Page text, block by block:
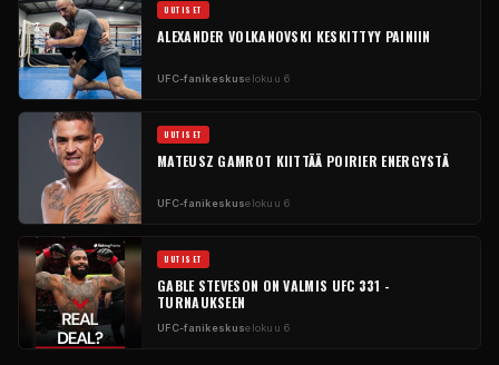
UUTISET
ALEXANDER VOLKANOVSKI KESKITTYY PAINIIN
UFC-fanikeskuselokuu 6
UUTISET
MATEUSZ GAMROT KIITTÄÄ POIRIER ENERGYSTÄ
UFC-fanikeskuselokuu 6
UUTISET
GABLE STEVESON ON VALMIS UFC 331 -
TURNAUKSEEN
UFC-fanikeskuselokuu 6